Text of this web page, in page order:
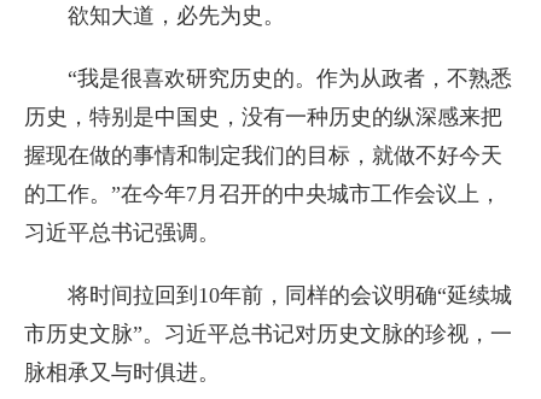
欲知大道，必先为史。
“我是很喜欢研究历史的。作为从政者，不熟悉
历史，特别是中国史，没有一种历史的纵深感来把
握现在做的事情和制定我们的目标，就做不好今天
的工作。”在今年7月召开的中央城市工作会议上，
习近平总书记强调。
将时间拉回到10年前，同样的会议明确“延续城
市历史文脉”。习近平总书记对历史文脉的珍视，一
脉相承又与时俱进。